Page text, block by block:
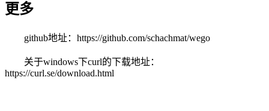
更多
github地址：https://github.com/schachmat/wego
关于windows下curl的下载地址：
https://curl.se/download.html